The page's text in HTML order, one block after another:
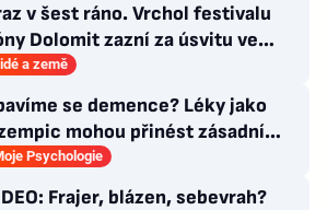
v šest ráno. Vrchol festivalu
Dolomit zazní za úsvitu ve
metrech
a země
se demence? Léky jako
mohou přinést zásadní
v léčbě Alzheimerovy
Psychologie
Frajer, blázen, sebevrah?